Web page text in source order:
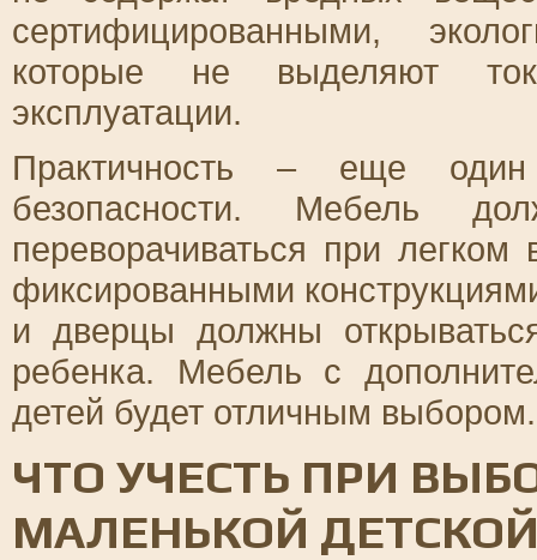
сертифицированными,
которые не выделяют
эксплуатации.
Практичность – еще
безопасности. Мебель
переворачиваться при
фиксированными
и дверцы должны
ребенка. Мебель с
детей будет отличным выбором.
ЧТО УЧЕСТЬ ПРИ
МАЛЕНЬКОЙ